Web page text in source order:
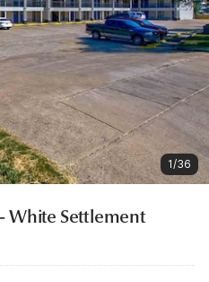
1/36
White Settlement